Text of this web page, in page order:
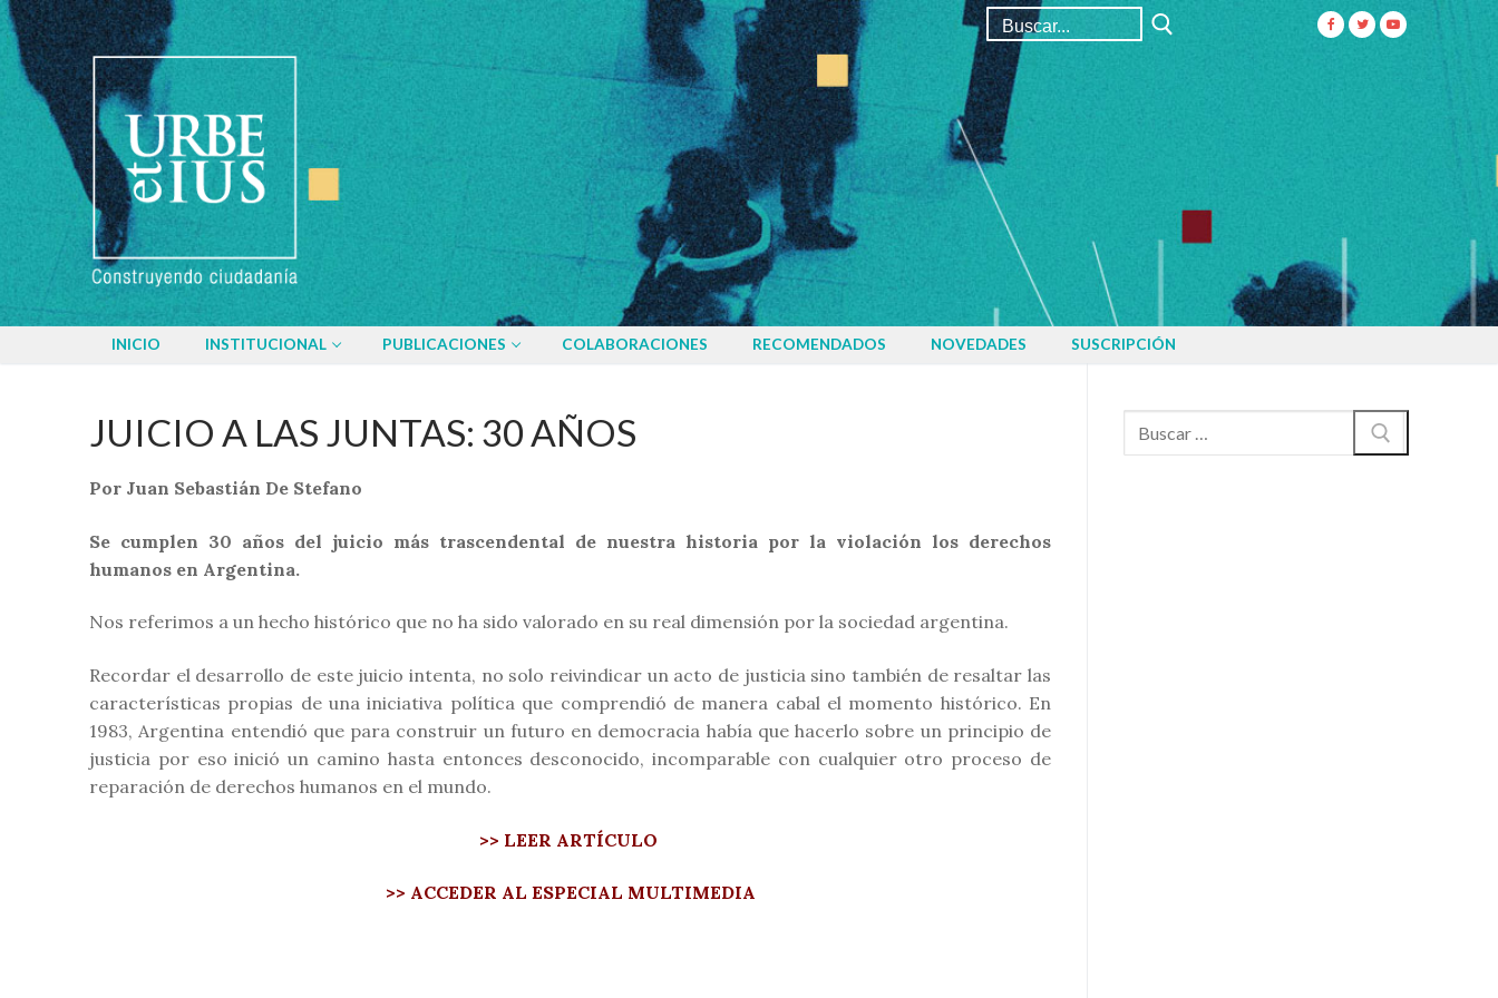
Ir
al
contenido
Buscar:
INICIO INSTITUCIONAL PUBLICACIONES COLABORACIONES RECOMENDADOS NOVEDADES SUSCRIPCIÓN
JUICIO A LAS JUNTAS: 30 AÑOS
Por Juan Sebastián De Stefano
Se cumplen 30 años del juicio más trascendental de nuestra historia por la violación los derechos
humanos en Argentina.
Nos referimos a un hecho histórico que no ha sido valorado en su real dimensión por la sociedad argentina.
Recordar el desarrollo de este juicio intenta, no solo reivindicar un acto de justicia sino también de resaltar las
características propias de una iniciativa política que comprendió de manera cabal el momento histórico. En
1983, Argentina entendió que para construir un futuro en democracia había que hacerlo sobre un principio de
justicia por eso inició un camino hasta entonces desconocido, incomparable con cualquier otro proceso de
reparación de derechos humanos en el mundo.
>> LEER ARTÍCULO
>> ACCEDER AL ESPECIAL MULTIMEDIA
Buscar: